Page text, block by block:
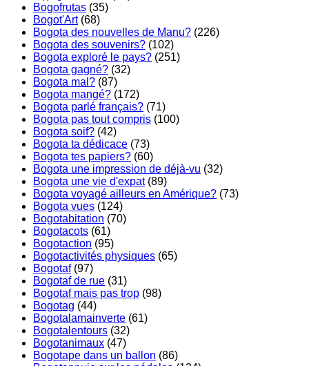
Bogofrutas (35)
Bogot'Art(68)
Bogota des nouvelles de Manu? (226)
Bogota des souvenirs? (102)
Bogota exploré le pays? (251)
Bogota gagné? (32)
Bogota mal? (87)
Bogota mangé? (172)
Bogota parlé français? (71)
Bogota pas tout compris (100)
Bogota soif? (42)
Bogota ta dédicace (73)
Bogota tes papiers? (60)
Bogota une impression de déjà-vu (32)
Bogota une vie d'expat(89)
Bogota voyagé ailleurs en Amérique? (73)
Bogota vues (124)
Bogotabitation (70)
Bogotacots (61)
Bogotaction (95)
Bogotactivités physiques (65)
Bogotaf(97)
Bogotaf de rue (31)
Bogotaf mais pas trop (98)
Bogotag (44)
Bogotalamainverte (61)
Bogotalentours (32)
Bogotanimaux (47)
Bogotape dans un ballon (86)